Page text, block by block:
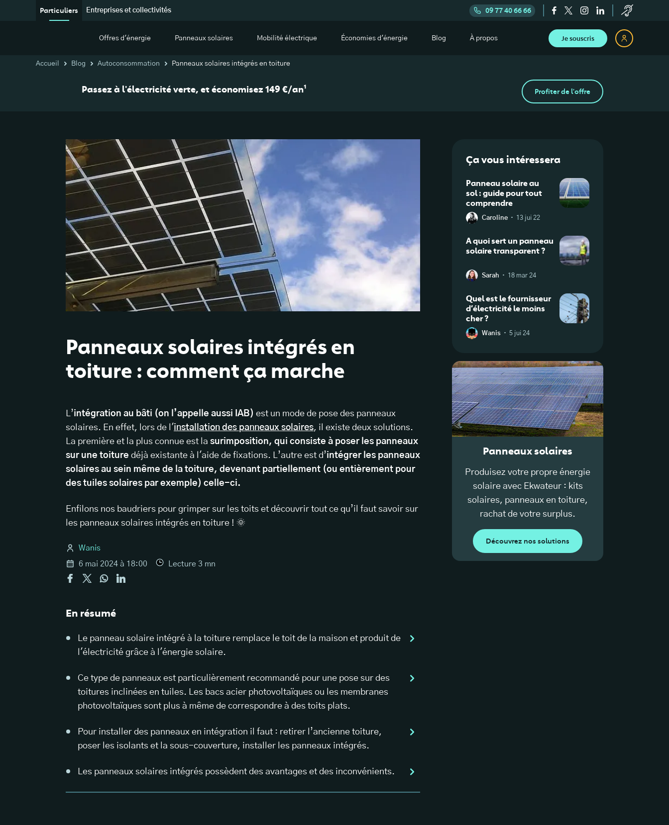
Particuliers Entreprises et collectivités 09 77 40 66 66
Offres d'énergie Panneaux solaires Mobilité électrique Économies d'énergie Blog À propos Je souscris
Accueil Blog Autoconsommation Panneaux solaires intégrés en toiture
Passez à l'électricité verte, et économisez 149 €/an¹ Profiter de l'offre
Panneaux solaires intégrés en
toiture : comment ça marche
L’intégration au bâti (on l’appelle aussi IAB) est un mode de pose des panneaux
solaires. En effet, lors de l'installation des panneaux solaires, il existe deux solutions.
La première et la plus connue est la surimposition, qui consiste à poser les panneaux
sur une toiture déjà existante à l'aide de fixations. L’autre est d’intégrer les panneaux
solaires au sein même de la toiture, devenant partiellement (ou entièrement pour
des tuiles solaires par exemple) celle-ci.
Enfilons nos baudriers pour grimper sur les toits et découvrir tout ce qu’il faut savoir sur
les panneaux solaires intégrés en toiture ! 🌞
Wanis
6 mai 2024 à 18:00
Lecture 3 mn
En résumé
Le panneau solaire intégré à la toiture remplace le toit de la maison et produit de
l'électricité grâce à l'énergie solaire.
Ce type de panneaux est particulièrement recommandé pour une pose sur des
toitures inclinées en tuiles. Les bacs acier photovoltaïques ou les membranes
photovoltaïques sont plus à même de correspondre à des toits plats.
Pour installer des panneaux en intégration il faut : retirer l’ancienne toiture,
poser les isolants et la sous-couverture, installer les panneaux intégrés.
Les panneaux solaires intégrés possèdent des avantages et des inconvénients.
Ça vous intéressera
Panneau solaire au
sol : guide pour tout
comprendre
Caroline · 13 jui 22
A quoi sert un panneau
solaire transparent ?
Sarah · 18 mar 24
Quel est le fournisseur
d’électricité le moins
cher ?
Wanis · 5 jui 24
Panneaux solaires
Produisez votre propre énergie
solaire avec Ekwateur : kits
solaires, panneaux en toiture,
rachat de votre surplus.
Découvrez nos solutions